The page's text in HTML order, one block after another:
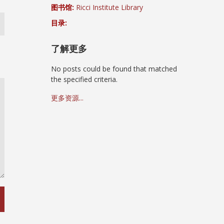
图书馆: Ricci Institute Library
目录:
了解更多
No posts could be found that matched
the specified criteria.
更多资源...